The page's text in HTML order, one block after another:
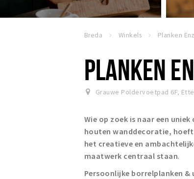
Breda Winkels Planken
PLANKEN
Grauwe Poldervoetpad 6F,
Wie op zoek is naar een uniek
houten wanddecoratie, hoeft
het creatieve en
maatwerk centraal staan.
Persoonlijke borrelplanken